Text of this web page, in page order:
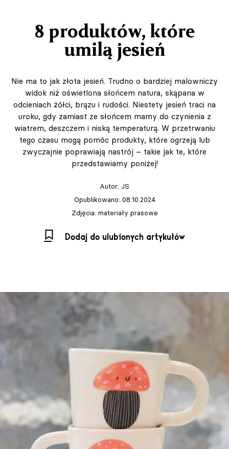
8 produktów, które
umilą jesień
Nie ma to jak złota jesień. Trudno o bardziej malowniczy
widok niż oświetlona słońcem natura, skąpana w
odcieniach żółci, brązu i rudości. Niestety jesień traci na
uroku, gdy zamiast ze słońcem mamy do czynienia z
wiatrem, deszczem i niską temperaturą. W przetrwaniu
tego czasu mogą pomóc produkty, które ogrzeją lub
zwyczajnie poprawiają nastrój – takie jak te, które
przedstawiamy poniżej!
Autor: JS
Opublikowano: 08.10.2024
Zdjęcia: materiały prasowe
Dodaj do ulubionych artykułów